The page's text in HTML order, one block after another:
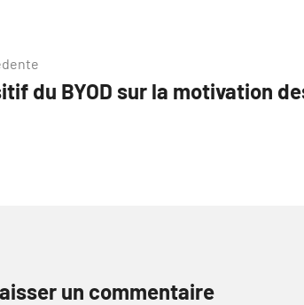
du BYOD sur la motivation
un commentaire